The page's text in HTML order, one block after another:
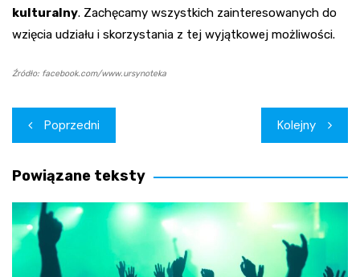
kulturalny. Zachęcamy wszystkich zainteresowanych do
wzięcia udziału i skorzystania z tej wyjątkowej możliwości.
Źródło: facebook.com/www.ursynoteka
Nawigacja
wpisu
Poprzedni Kolejny
Powiązane teksty